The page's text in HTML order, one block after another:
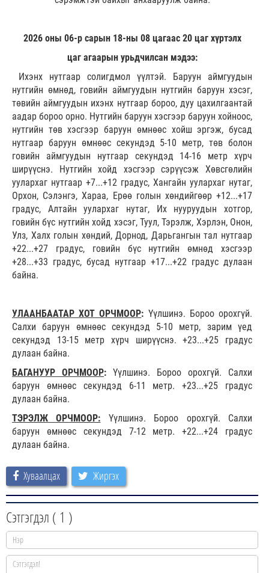
2026 оны 06-р сарын 18-ны 08 цагаас 20 цаг хүртэлх
цаг агаарын урьдчилсан мэдээ:
Ихэнх нутгаар солигдмол үүлтэй. Баруун аймгуудын
нутгийн өмнөд, говийн аймгуудын нутгийн баруун хэсэг,
төвийн аймгуудын ихэнх нутгаар бороо, дуу цахилгаантай
аадар бороо орно. Нутгийн баруун хэсгээр баруун хойноос,
нутгийн төв хэсгээр баруун өмнөөс хойш эргэж, бусад
нутгаар баруун өмнөөс секундэд 5-10 метр, төв болон
говийн аймгуудын нутгаар секундэд 14-16 метр хүрч
ширүүснэ. Нутгийн хойд хэсгээр сэрүүсэж Хөвсгөлийн
уулархаг нутгаар +7...+12 градус, Хангайн уулархаг нутаг,
Орхон, Сэлэнгэ, Хараа, Ерөө голын хөндийгөөр +12...+17
градус, Алтайн уулархаг нутаг, Их нууруудын хотгор,
говийн бүс нутгийн хойд хэсэг, Туул, Тэрэлж, Хэрлэн, Онон,
Улз, Халх голын хөндий, Дорнод, Дарьгангын тал нутгаар
+22...+27 градус, говийн бүс нутгийн өмнөд хэсгээр
+28...+33 градус, бусад нутгаар +17...+22 градус дулаан
байна.
УЛААНБААТАР ХОТ ОРЧМООР: Үүлшинэ. Бороо орохгүй.
Салхи баруун өмнөөс секундэд 5-10 метр, зарим үед
секундэд 13-15 метр хүрч ширүүснэ. +23...+25 градус
дулаан байна.
БАГАНУУР ОРЧМООР: Үүлшинэ. Бороо орохгүй. Салхи
баруун өмнөөс секундэд 6-11 метр. +23...+25 градус
дулаан байна.
ТЭРЭЛЖ ОРЧМООР:
Үүлшинэ. Бороо орохгүй. Салхи
баруун өмнөөс секундэд 7-12 метр. +22...+24 градус
дулаан байна.
Хуваалцах Жиргэх
Сэтгэгдэл ( 1 )